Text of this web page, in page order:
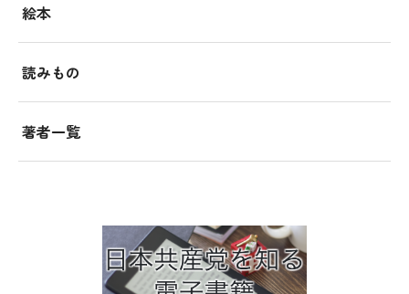
絵本
読みもの
著者一覧